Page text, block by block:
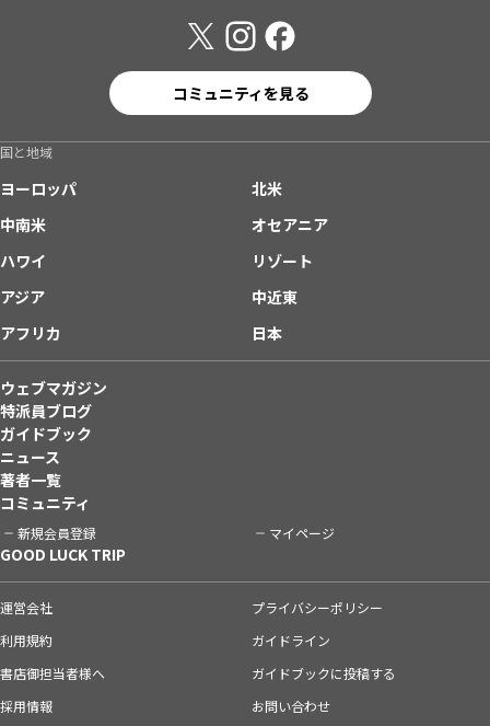
コミュニティを見る
国と地域
ヨーロッパ
北米
中南米
オセアニア
ハワイ
リゾート
アジア
中近東
アフリカ
日本
ウェブマガジン
特派員ブログ
ガイドブック
ニュース
著者一覧
コミュニティ
新規会員登録 マイページ
GOOD LUCK TRIP
運営会社
プライバシーポリシー
利用規約
ガイドライン
書店御担当者様へ
ガイドブックに投稿する
採用情報
お問い合わせ